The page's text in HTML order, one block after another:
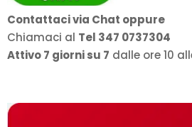
Contattaci via Chat oppure
Chiamaci al Tel 347 0737304
Attivo 7 giorni su 7 dalle ore 10